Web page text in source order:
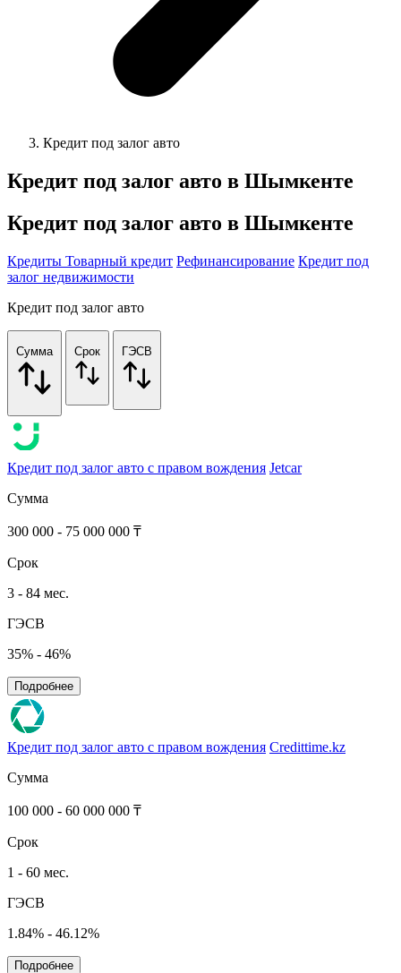
Кредит под залог авто
Кредит под залог авто в Шымкенте
Кредит под залог авто в Шымкенте
Кредиты Товарный кредит Рефинансирование Кредит под
залог недвижимости
Кредит под залог авто
Сумма Срок ГЭСВ
Кредит под залог авто с правом вождения Jetcar
Сумма
300 000 - 75 000 000 ₸
Срок
3 - 84 мес.
ГЭСВ
35% - 46%
Подробнее
Кредит под залог авто с правом вождения Credittime.kz
Сумма
100 000 - 60 000 000 ₸
Срок
1 - 60 мес.
ГЭСВ
1.84% - 46.12%
Подробнее